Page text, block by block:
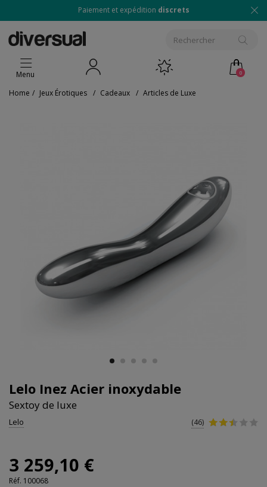
Paiement et expédition discrets
0
Menu
Home / Jeux Érotiques / Cadeaux / Articles de Luxe
Lelo Inez Acier inoxydable
Sextoy de luxe
Lelo (46)
3 259,10 €
Réf. 100068